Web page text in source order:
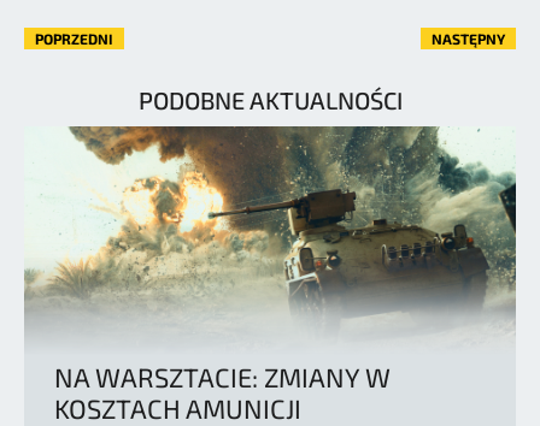
POPRZEDNI NASTĘPNY
PODOBNE AKTUALNOŚCI
NA WARSZTACIE: ZMIANY W
KOSZTACH AMUNICJI